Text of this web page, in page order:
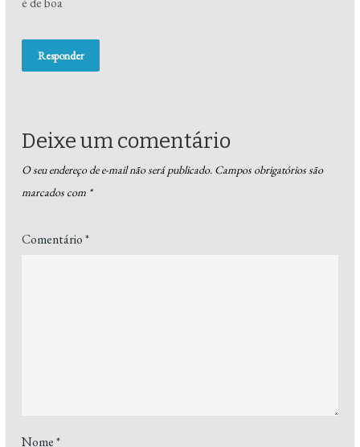
Responder
Deixe um comentário
O seu endereço de e-mail não será publicado. Campos obrigatórios são
marcados com *
Comentário*
Nome*